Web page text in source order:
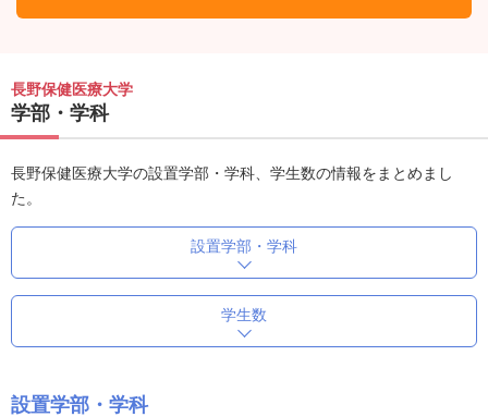
長野保健医療大学
学部・学科
長野保健医療大学の設置学部・学科、学生数の情報をまとめまし
た。
設置学部・学科
学生数
設置学部・学科